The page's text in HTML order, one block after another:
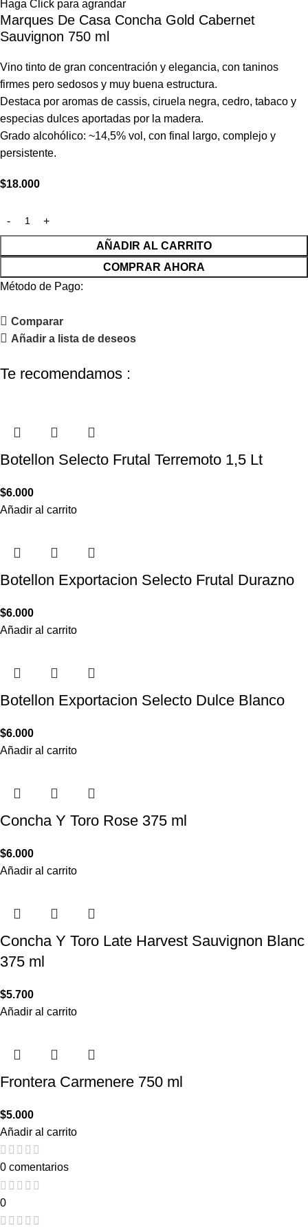
Haga Click para agrandar
Marques De Casa Concha Gold Cabernet
Sauvignon 750 ml
Vino tinto de gran concentración y elegancia, con taninos
firmes pero sedosos y muy buena estructura.
Destaca por aromas de cassis, ciruela negra, cedro, tabaco y
especias dulces aportadas por la madera.
Grado alcohólico: ~14,5% vol, con final largo, complejo y
persistente.
$18.000
AÑADIR AL CARRITO
COMPRAR AHORA
Método de Pago:
Comparar
Añadir a lista de deseos
Te recomendamos :
Botellon Selecto Frutal Terremoto 1,5 Lt
$6.000
Añadir al carrito
Botellon Exportacion Selecto Frutal Durazno
$6.000
Añadir al carrito
Botellon Exportacion Selecto Dulce Blanco
$6.000
Añadir al carrito
Concha Y Toro Rose 375 ml
$6.000
Añadir al carrito
Concha Y Toro Late Harvest Sauvignon Blanc
375 ml
$5.700
Añadir al carrito
Frontera Carmenere 750 ml
$5.000
Añadir al carrito
0 comentarios
0